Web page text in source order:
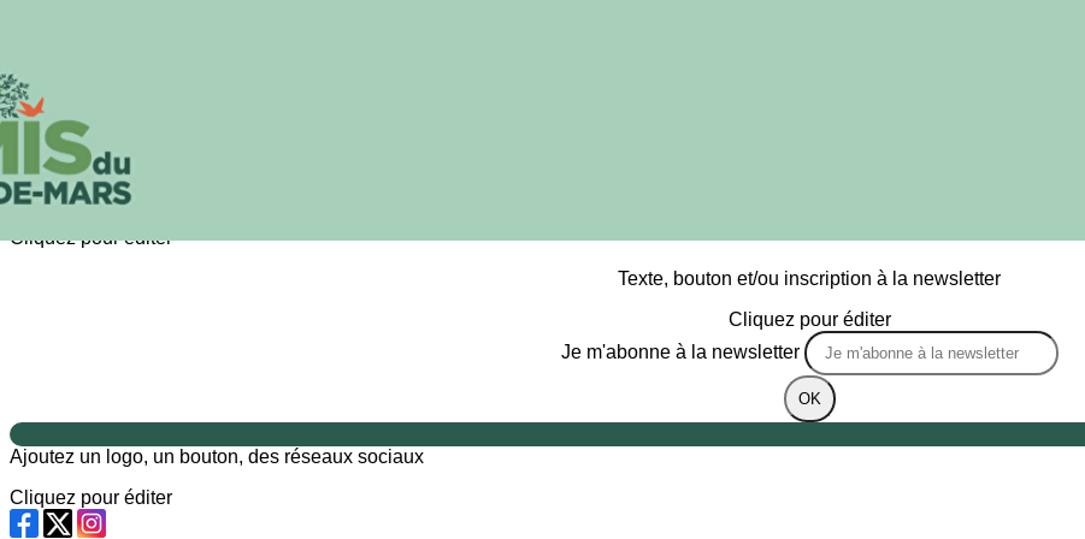
Menu
Images de la page d'accueil
Cliquez pour éditer
Texte, bouton et/ou inscription à la newsletter
Cliquez pour éditer
Je m'abonne à la newsletter
OK
Ajoutez un logo, un bouton, des réseaux sociaux
Cliquez pour éditer